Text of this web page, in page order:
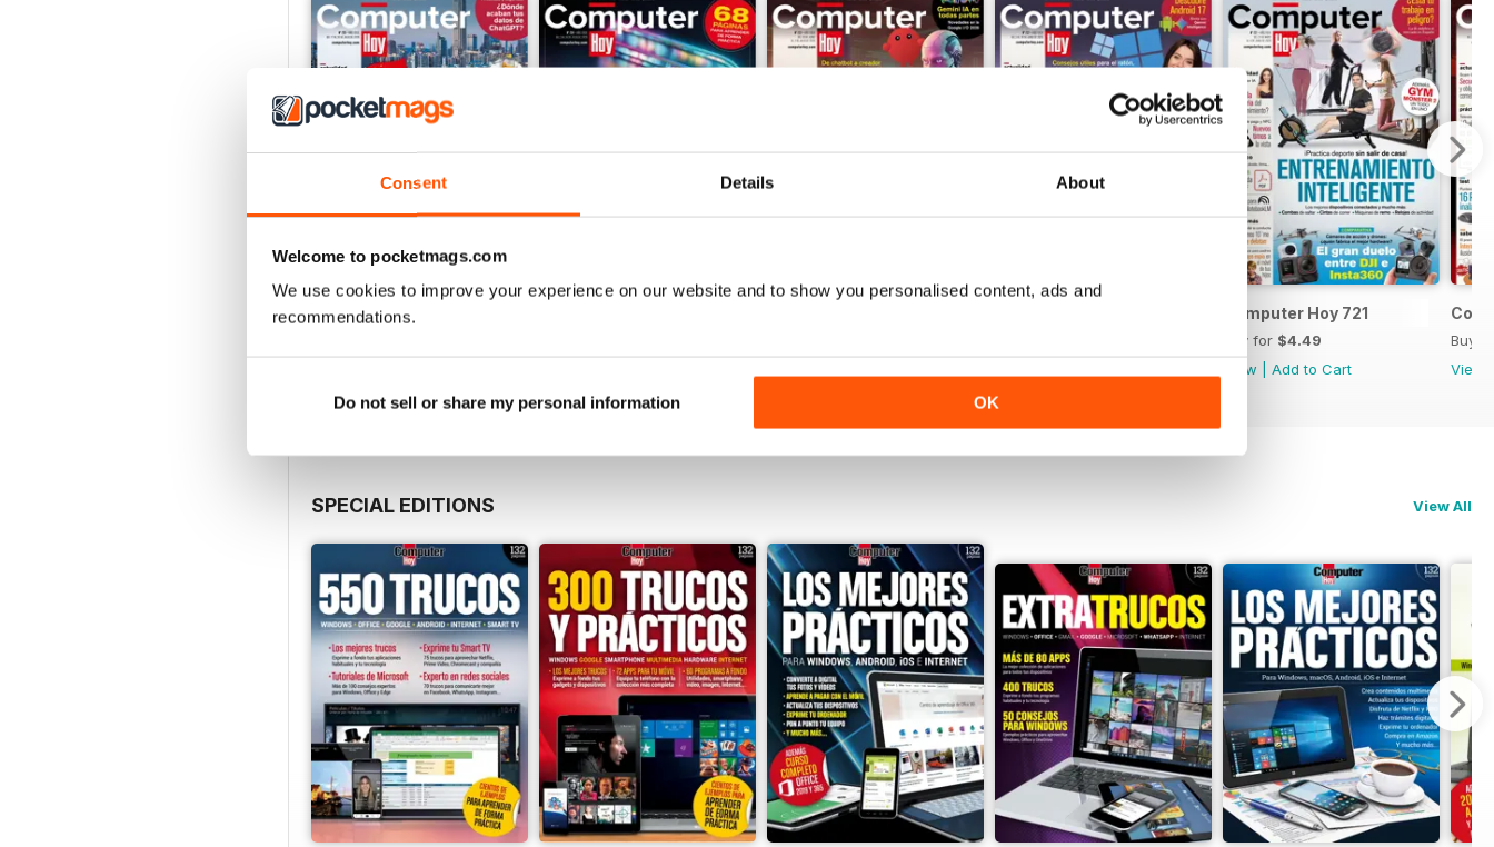
Consent Details About
Welcome to pocketmags.com
We use cookies to improve your experience on our website and to show you personalised content, ads and
recommendations.
Do not sell or share my personal information OK
Computer Hoy 725 Computer Hoy 721
Buy for $4.49
View
Add to Cart
Buy
View
SPECIAL EDITIONS View All